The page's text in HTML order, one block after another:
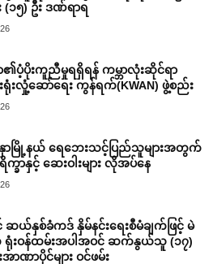
(၁၅) ဦး ဒဏ်ရာရ
ပံ့ပိုးကူညီမှုရရှိရန် ကမ္ဘာလုံးဆိုင်ရာ
းလှုံ့ဆော်ရေး ကွန်ရက်(KWAN) ဖွဲ့စည်း
ာမြို့နယ် ရေဘေးသင့်ပြည်သူများအတွက်
ခာနှင့် ဆေးဝါးများ လိုအပ်နေ
ဆယ်နှစ်ခံကဒ် နှိမ်နင်းရေးစီမံချက်ဖြင့် မဲ
းဝန်ထမ်းအပါအဝင် ဆက်နွယ်သူ (၁၇)
ာဏာပိုင်များ ဝင်ဖမ်း